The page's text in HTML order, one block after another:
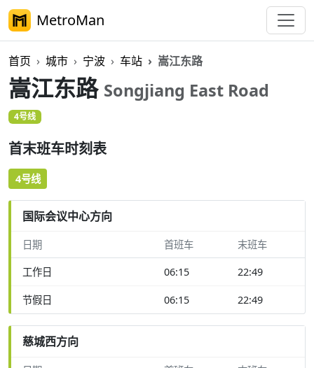
MetroMan
首页 城市 宁波 车站 嵩江东路
嵩江东路 Songjiang East Road
4号线
首末班车时刻表
4号线
国际会议中心方向
日期 首班车 末班车
工作日 06:15 22:49
节假日 06:15 22:49
慈城西方向